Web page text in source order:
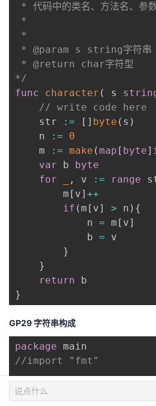
* 代码中的类名、方法名、参
*
*
* @param s string字符串
* @return char字符型
*/
func
character ( s
// write code here
    str
:= [ ] byte ( s )
    n
:=
0
    m
:= make ( map [ byte]
var b byte
for
, v := range
        m
[ v] ++
if ( m [ v] > n ) {
            n
= m [ v]
            b
= v
}
}
return
}
GP29 字符串构成
package
//import "fmt"
/**